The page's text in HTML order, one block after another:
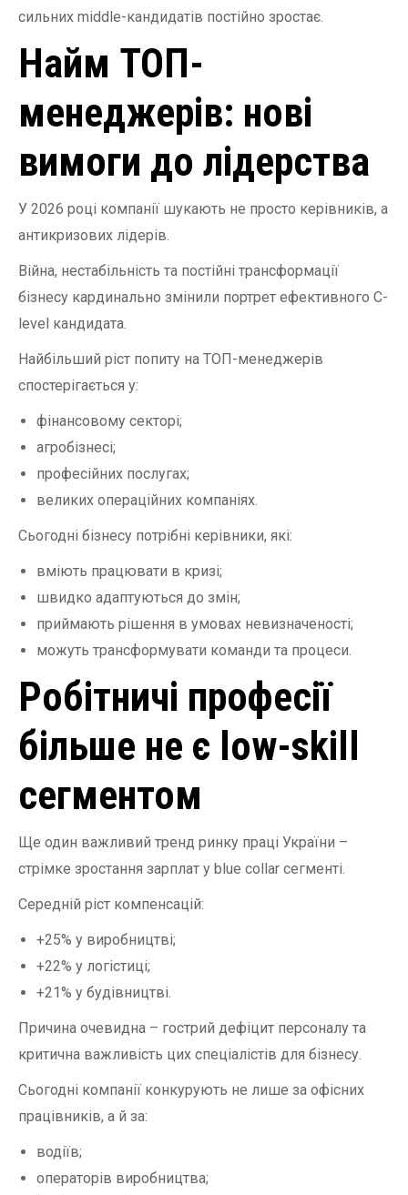
сильних middle-кандидатів постійно зростає.
Найм ТОП-
менеджерів: нові
вимоги до лідерства
У 2026 році компанії шукають не просто керівників, а
антикризових лідерів.
Війна, нестабільність та постійні трансформації
бізнесу кардинально змінили портрет ефективного C-
level кандидата.
Найбільший ріст попиту на ТОП-менеджерів
спостерігається у:
фінансовому секторі;
агробізнесі;
професійних послугах;
великих операційних компаніях.
Сьогодні бізнесу потрібні керівники, які:
вміють працювати в кризі;
швидко адаптуються до змін;
приймають рішення в умовах невизначеності;
можуть трансформувати команди та процеси.
Робітничі професії
більше не є low-skill
сегментом
Ще один важливий тренд ринку праці України –
стрімке зростання зарплат у blue collar сегменті.
Середній ріст компенсацій:
+25% у виробництві;
+22% у логістиці;
+21% у будівництві.
Причина очевидна – гострий дефіцит персоналу та
критична важливість цих спеціалістів для бізнесу.
Сьогодні компанії конкурують не лише за офісних
працівників, а й за:
водіїв;
операторів виробництва;